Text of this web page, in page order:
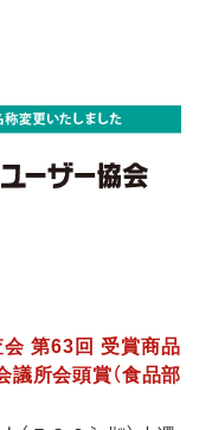
第63回 受賞商品
所会頭賞（食品部